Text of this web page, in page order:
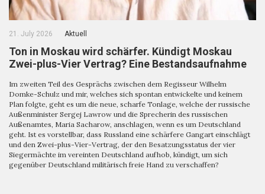
21. July 2026 Aktuell
Ton in Moskau wird schärfer. Kündigt Moskau
Zwei-plus-Vier Vertrag? Eine Bestandsaufnahme
Im zweiten Teil des Gesprächs zwischen dem Regisseur Wilhelm
Domke-Schulz und mir, welches sich spontan entwickelte und keinem
Plan folgte, geht es um die neue, scharfe Tonlage, welche der russische
Außenminister Sergej Lawrow und die Sprecherin des russischen
Außenamtes, Maria Sacharow, anschlagen, wenn es um Deutschland
geht. Ist es vorstellbar, dass Russland eine schärfere Gangart einschlägt
und den Zwei-plus-Vier-Vertrag, der den Besatzungsstatus der vier
Siegermächte im vereinten Deutschland aufhob, kündigt, um sich
gegenüber Deutschland militärisch freie Hand zu verschaffen?